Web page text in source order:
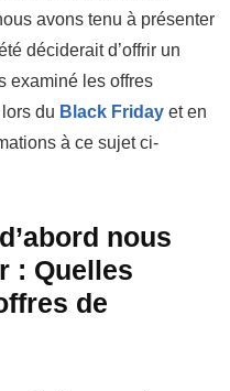
avons tenu à présenter
déciderait d’offrir un
examiné les offres
du Black Friday et en
à ce sujet ci-
nous
: Quelles
de